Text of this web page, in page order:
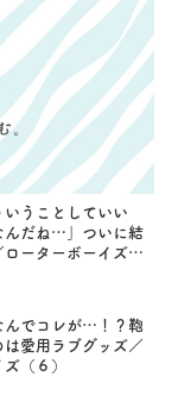
いうことしていい
んだね…」ついに結
ローターボーイズ
んでコレが…！？鞄
は愛用ラブグッズ／
（６）